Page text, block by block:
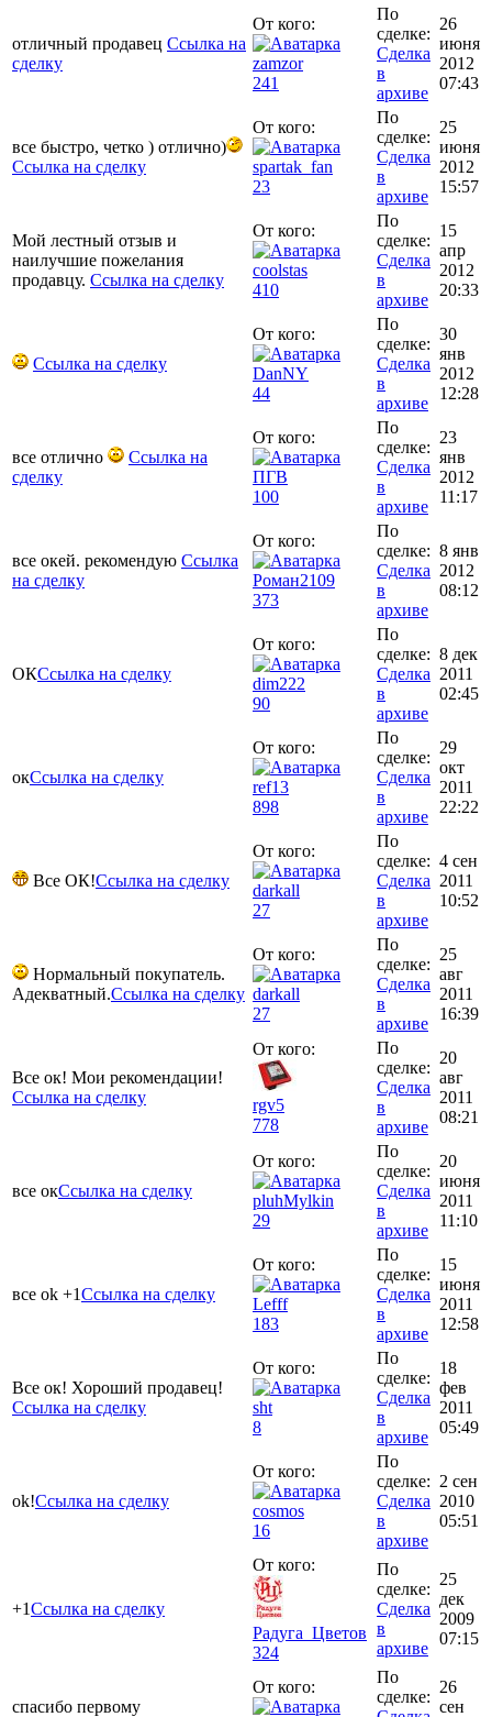
отличный продавец Ссылка на
сделку
От кого:
zamzor
241
По
сделке:
Сделка
в
архиве
26
июня
2012
07:43
все быстро, четко ) отлично)
Ссылка на сделку
От кого:
spartak_fan
23
По
сделке:
Сделка
в
архиве
25
июня
2012
15:57
Мой лестный отзыв и
наилучшие пожелания
продавцу. Ссылка на сделку
От кого:
coolstas
410
По
сделке:
Сделка
в
архиве
15
апр
2012
20:33
Ссылка на сделку
От кого:
DanNY
44
По
сделке:
Сделка
в
архиве
30
янв
2012
12:28
все отлично
Ссылка на
сделку
От кого:
ПГВ
100
По
сделке:
Сделка
в
архиве
23
янв
2012
11:17
все окей. рекомендую Ссылка
на сделку
От кого:
Роман2109
373
По
сделке:
Сделка
в
архиве
8 янв
2012
08:12
ОКСсылка на сделку
От кого:
dim222
90
По
сделке:
Сделка
в
архиве
8 дек
2011
02:45
окСсылка на сделку
От кого:
ref13
898
По
сделке:
Сделка
в
архиве
29
окт
2011
22:22
Все ОК!Ссылка на сделку
От кого:
darkall
27
По
сделке:
Сделка
в
архиве
4 сен
2011
10:52
Нормальный покупатель.
Адекватный.Ссылка на сделку
От кого:
darkall
27
По
сделке:
Сделка
в
архиве
25
авг
2011
16:39
Все ок! Мои рекомендации!
Ссылка на сделку
От кого:
rgv5
778
По
сделке:
Сделка
в
архиве
20
авг
2011
08:21
все окСсылка на сделку
От кого:
pluhMylkin
29
По
сделке:
Сделка
в
архиве
20
июня
2011
11:10
все ok +1Ссылка на сделку
От кого:
Lefff
183
По
сделке:
Сделка
в
архиве
15
июня
2011
12:58
Все ок! Хороший продавец!
Ссылка на сделку
От кого:
sht
8
По
сделке:
Сделка
в
архиве
18
фев
2011
05:49
ok!Ссылка на сделку
От кого:
cosmos
16
По
сделке:
Сделка
в
архиве
2 сен
2010
05:51
+1Ссылка на сделку
От кого:
Радуга_Цветов
324
По
сделке:
Сделка
в
архиве
25
дек
2009
07:15
спасибо первому
От кого:
По
сделке:
26
сен